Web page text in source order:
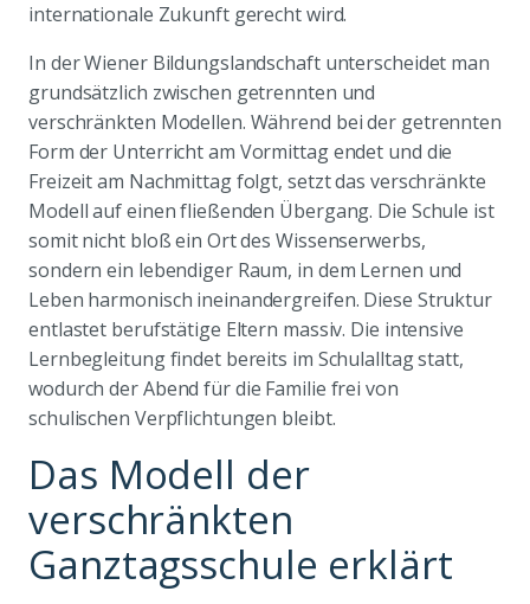
internationale Zukunft gerecht wird.
In der Wiener Bildungslandschaft unterscheidet man
grundsätzlich zwischen getrennten und
verschränkten Modellen. Während bei der getrennten
Form der Unterricht am Vormittag endet und die
Freizeit am Nachmittag folgt, setzt das verschränkte
Modell auf einen fließenden Übergang. Die Schule ist
somit nicht bloß ein Ort des Wissenserwerbs,
sondern ein lebendiger Raum, in dem Lernen und
Leben harmonisch ineinandergreifen. Diese Struktur
entlastet berufstätige Eltern massiv. Die intensive
Lernbegleitung findet bereits im Schulalltag statt,
wodurch der Abend für die Familie frei von
schulischen Verpflichtungen bleibt.
Das Modell der
verschränkten
Ganztagsschule erklärt